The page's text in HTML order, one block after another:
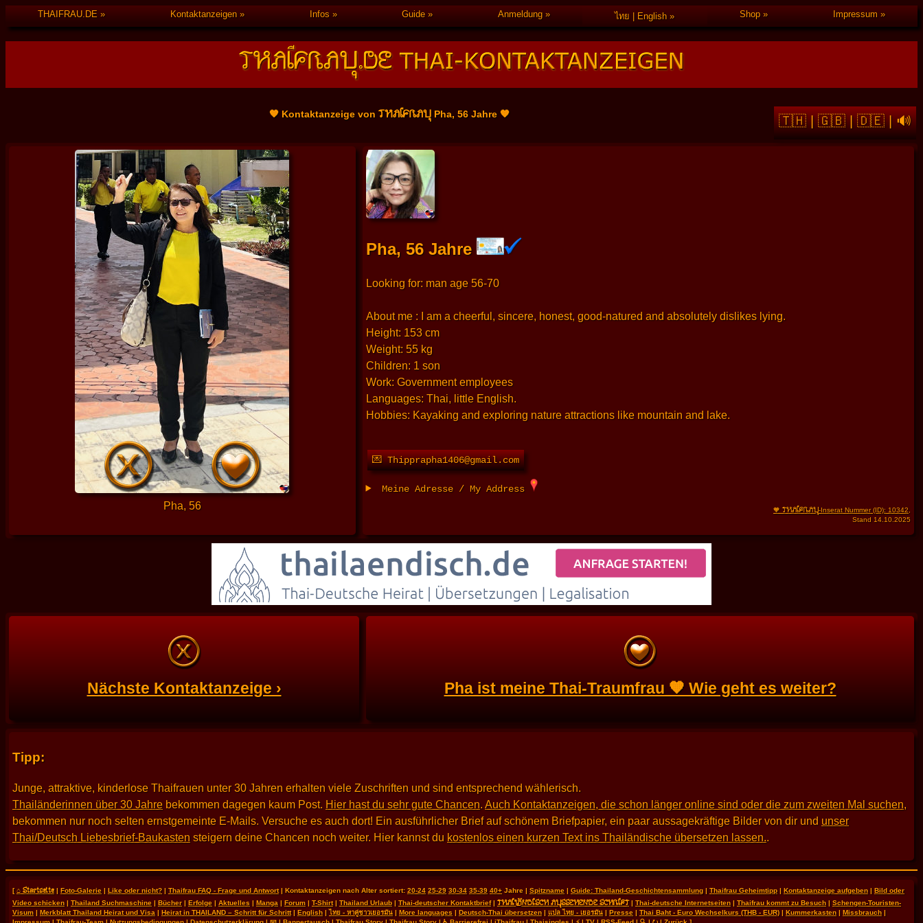
THAIFRAU.DE Kontaktanzeigen Infos Guide Anmeldung ไทย | English Shop Impressum
🇹🇭|🇬🇧|🇩🇪|🔊
🧡 Kontaktanzeige vonTHAIFRAUPha, 56 Jahre 🧡
Pha, 56
Pha, 56 Jahre
Looking for: man age 56-70
About me : I am a cheerful, sincere, honest, good-natured and absolutely dislikes lying.
Height: 153 cm
Weight: 55 kg
Children: 1 son
Work: Government employees
Languages: Thai, little English.
Hobbies: Kayaking and exploring nature attractions like mountain and lake.
💌 Thipprapha1406@gmail.com
Meine Adresse / My Address
🧡 THAIFRAU-Inserat Nummer (ID): 10342,
Stand 14.10.2025
Nächste Kontaktanzeige › Pha ist meine Thai-Traumfrau 🧡 Wie geht es weiter?
Tipp:
Junge, attraktive, kinderlose Thaifrauen unter 30 Jahren erhalten viele Zuschriften und sind entsprechend wählerisch.
Thailänderinnen über 30 Jahre bekommen dagegen kaum Post. Hier hast du sehr gute Chancen. Auch Kontaktanzeigen, die schon länger online sind oder die zum zweiten Mal suchen,
bekommen nur noch selten ernstgemeinte E-Mails. Versuche es auch dort! Ein ausführlicher Brief auf schönem Briefpapier, ein paar aussagekräftige Bilder von dir und unser
Thai/Deutsch Liebesbrief-Baukasten steigern deine Chancen noch weiter. Hier kannst du kostenlos einen kurzen Text ins Thailändische übersetzen lassen..
[⌂ Startseite| Foto-Galerie | Like oder nicht? | Thaifrau FAQ - Frage und Antwort| Kontaktanzeigen nach Alter sortiert: 20-24 25-29 30-34 35-39 40+ Jahre | Spitzname | Guide: Thailand-Geschichtensammlung| Thaifrau Geheimtipp| Kontaktanzeige aufgeben| Bild oder
Video schicken| Thailand Suchmaschine | Bücher | Erfolge | Aktuelles | Manga | Forum | T-Shirt| Thailand Urlaub| Thai-deutscher Kontaktbrief| THAILÄNDISCH AUSSEHENDE SCHRIFT| Thai-deutsche Internetseiten| Thaifrau kommt zu Besuch| Schengen-Touristen-
Visum | Merkblatt Thailand Heirat und Visa | Heirat in THAILAND – Schritt für Schritt| English|ไทย - หาคู่ชาวเยอรมัน| More languages | Deutsch-Thai übersetzen| แปล ไทย - เยอรมัน| Presse | Thai Baht - Euro Wechselkurs (THB - EUR)| Kummerkasten| Missbrauch|